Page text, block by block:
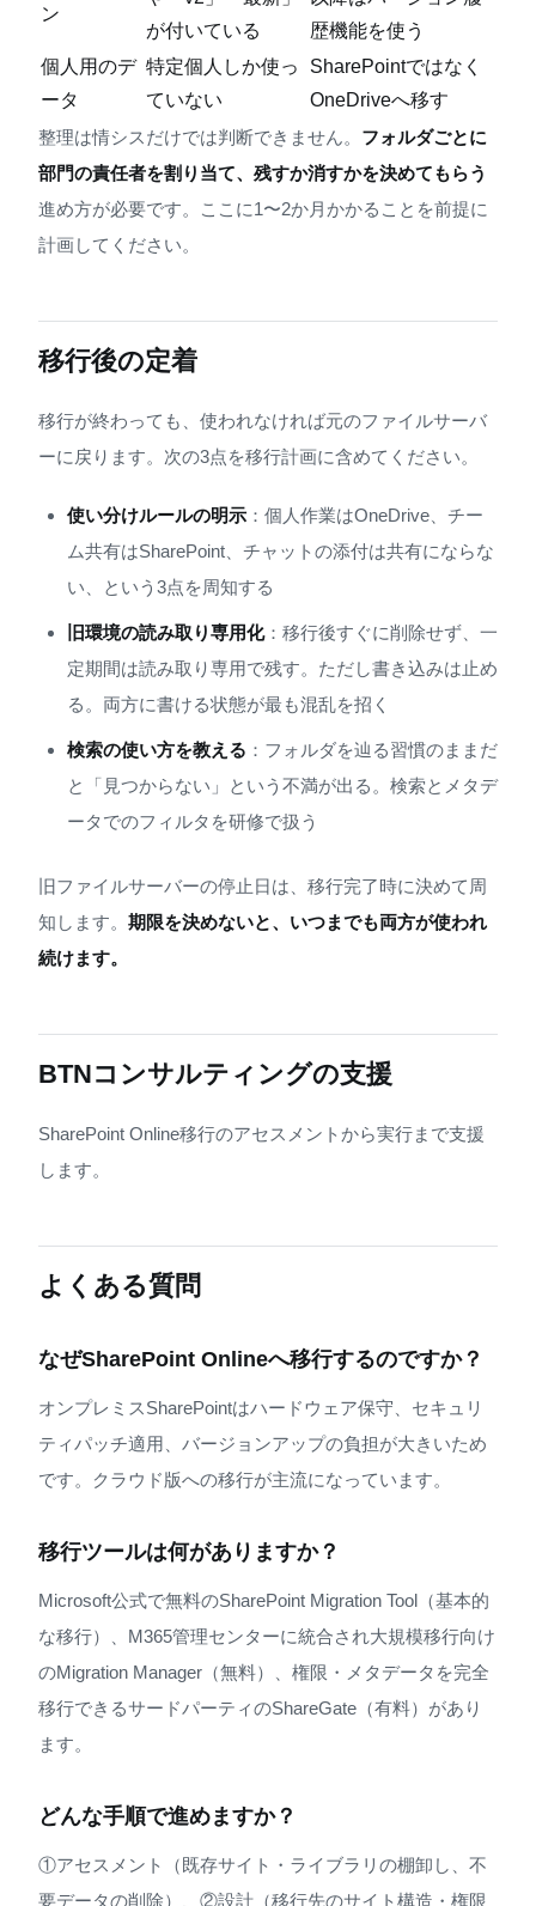
ン
が付いている
歴機能を使う
個人用のデ
ータ
特定個人しか使っ
ていない
SharePointではなく
OneDriveへ移す
整理は情シスだけでは判断できません。 フォルダごとに
部門の責任者を割り当て、残すか消すかを決めてもらう
進め方が必要です。ここに1〜2か月かかることを前提に
計画してください。
移行後の定着
移行が終わっても、使われなければ元のファイルサーバ
ーに戻ります。次の3点を移行計画に含めてください。
使い分けルールの明示 ：個人作業はOneDrive、チー
ム共有はSharePoint、チャットの添付は共有にならな
い、という3点を周知する
旧環境の読み取り専用化：移行後すぐに削除せず、一
定期間は読み取り専用で残す。ただし書き込みは止め
る。両方に書ける状態が最も混乱を招く
検索の使い方を教える ：フォルダを辿る習慣のままだ
と「見つからない」という不満が出る。検索とメタデ
ータでのフィルタを研修で扱う
旧ファイルサーバーの停止日は、移行完了時に決めて周
知します。 期限を決めないと、いつまでも両方が使われ
続けます。
BTNコンサルティングの支援
SharePoint Online移行のアセスメントから実行まで支援
します。
よくある質問
なぜSharePoint Onlineへ移行するのですか？
オンプレミスSharePointはハードウェア保守、セキュリ
ティパッチ適用、バージョンアップの負担が大きいため
です。クラウド版への移行が主流になっています。
移行ツールは何がありますか？
Microsoft公式で無料のSharePoint Migration Tool（基本的
な移行）、M365管理センターに統合され大規模移行向け
のMigration Manager（無料）、権限・メタデータを完全
移行できるサードパーティのShareGate（有料）があり
ます。
どんな手順で進めますか？
①アセスメント（既存サイト・ライブラリの棚卸し、不
要データの削除）、②設計（移行先のサイト構造・権限